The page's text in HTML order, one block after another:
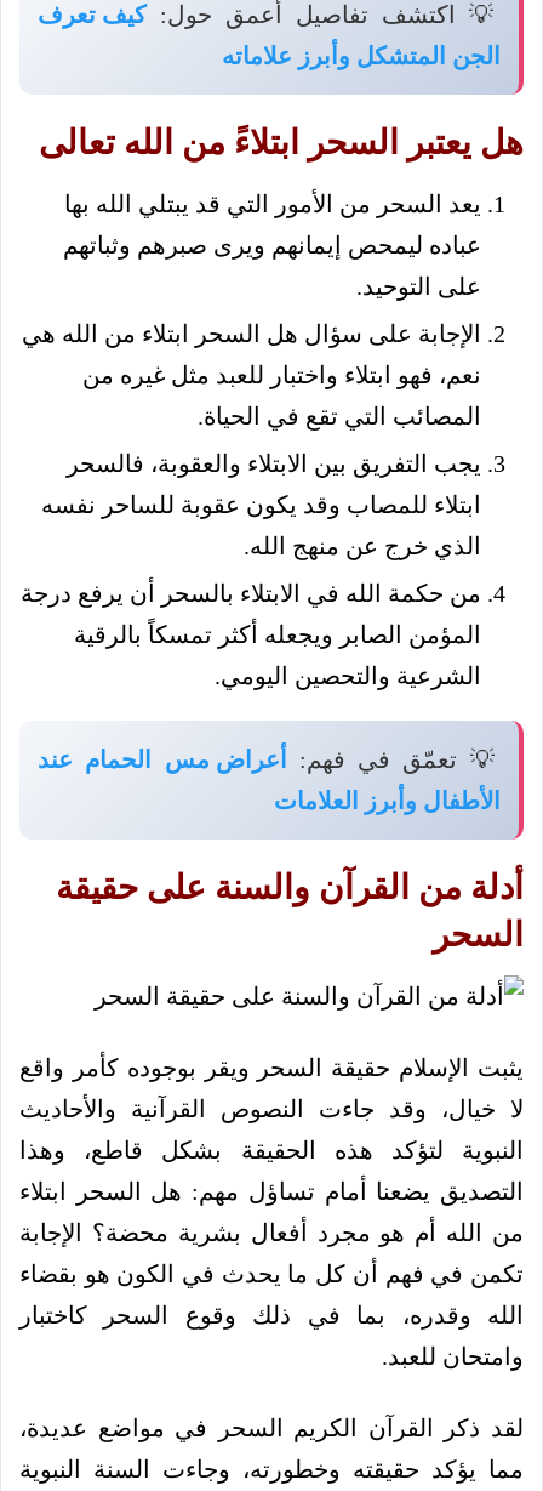
💡 اكتشف تفاصيل أعمق حول:كيف تعرف
الجن المتشكل وأبرز علاماته
هل يعتبر السحر ابتلاءً من الله تعالى
يعد السحر من الأمور التي قد يبتلي الله بها
عباده ليمحص إيمانهم ويرى صبرهم وثباتهم
على التوحيد.
الإجابة على سؤال هل السحر ابتلاء من الله هي
نعم، فهو ابتلاء واختبار للعبد مثل غيره من
المصائب التي تقع في الحياة.
يجب التفريق بين الابتلاء والعقوبة، فالسحر
ابتلاء للمصاب وقد يكون عقوبة للساحر نفسه
الذي خرج عن منهج الله.
من حكمة الله في الابتلاء بالسحر أن يرفع درجة
المؤمن الصابر ويجعله أكثر تمسكاً بالرقية
الشرعية والتحصين اليومي.
💡 تعمّق في فهم:
أعراض مس الحمام عند
الأطفال وأبرز العلامات
أدلة من القرآن والسنة على حقيقة
السحر
يثبت الإسلام حقيقة السحر ويقر بوجوده كأمر واقع
لا خيال، وقد جاءت النصوص القرآنية والأحاديث
النبوية لتؤكد هذه الحقيقة بشكل قاطع، وهذا
التصديق يضعنا أمام تساؤل مهم: هل السحر ابتلاء
من الله أم هو مجرد أفعال بشرية محضة؟ الإجابة
تكمن في فهم أن كل ما يحدث في الكون هو بقضاء
الله وقدره، بما في ذلك وقوع السحر كاختبار
وامتحان للعبد.
لقد ذكر القرآن الكريم السحر في مواضع عديدة،
مما يؤكد حقيقته وخطورته، وجاءت السنة النبوية